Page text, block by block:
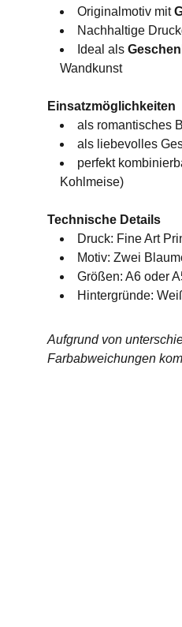
Originalmotiv mit
Nachhaltige
Ideal als
Wandkunst
Einsatzmöglichkeiten
als romantisches
als liebevolles
perfekt
Kohlmeise)
Technische Details
Druck: Fine Art
Motiv: Zwei
Größen: A6 oder
Hintergründe:
Aufgrund von
Farbabweichungen